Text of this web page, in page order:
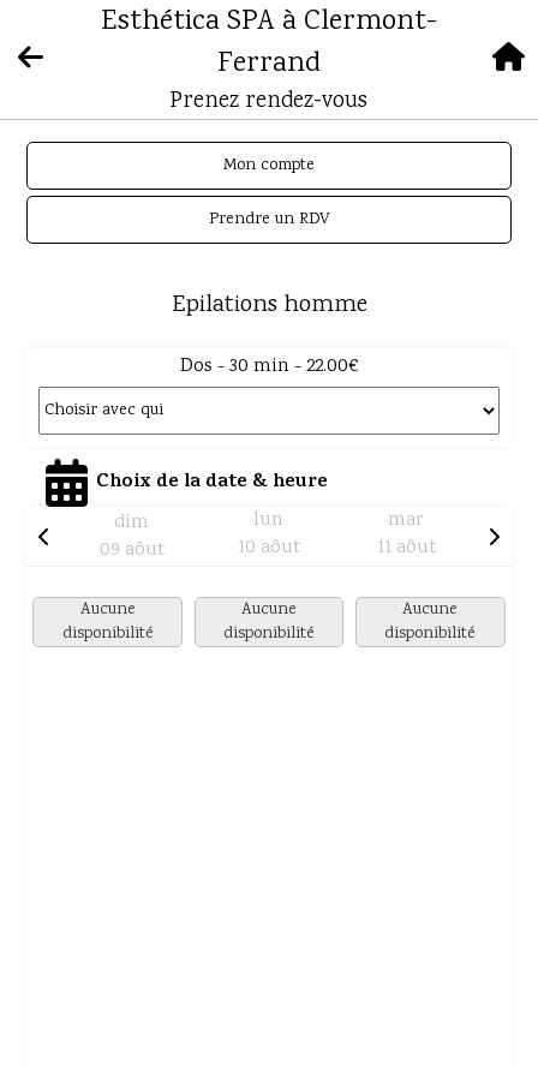
Esthética SPA à Clermont-
Ferrand
Prenez rendez-vous
Mon compte
Prendre un RDV
Epilations homme
Dos - 30 min - 22.00€
Choix de la date & heure
dim
09 aôut
lun
10 aôut
mar
11 aôut
Aucune
disponibilité
Aucune
disponibilité
Aucune
disponibilité